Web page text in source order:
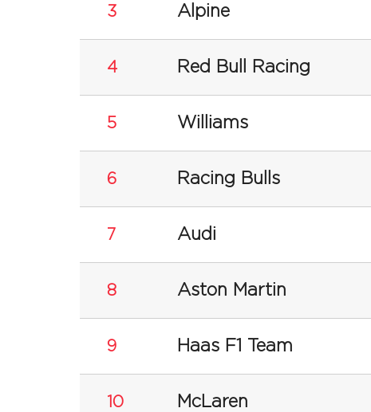
3 Alpine
4 Red Bull Racing
5 Williams
6 Racing Bulls
7 Audi
8 Aston Martin
9 Haas F1 Team
10 McLaren